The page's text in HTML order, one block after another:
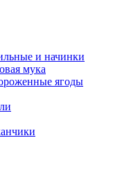
и начинки
мука
ягоды